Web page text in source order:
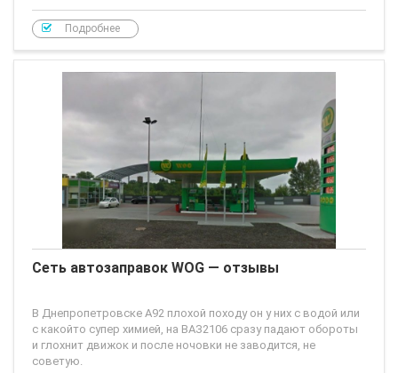
Этот мяч имеет уникальное свойство по сравнению с
другими, он по-настоящему универсален.
Мяча такого у меня нет, но и зачем у меня друг по футболу
приобрел уже два года и
Подробнее
Сеть автозаправок WOG — отзывы
В Днепропетровске А92 плохой походу он у них с водой или
с какойто супер химией, на ВАЗ2106 сразу падают обороты
и глохнит движок и после ночовки не заводится, не
советую.